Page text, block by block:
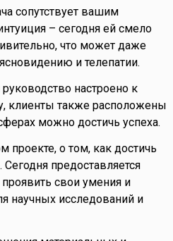
сопутствует вашим
– сегодня ей смело
что может даже
и телепатии.
руководство настроено к
клиенты также расположены
можно достичь успеха.
о том, как достичь
предоставляется
свои умения и
научных исследований и